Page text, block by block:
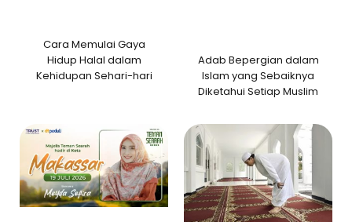
Cara Memulai Gaya
Hidup Halal dalam
Kehidupan Sehari-hari
Adab Bepergian dalam
Islam yang Sebaiknya
Diketahui Setiap Muslim